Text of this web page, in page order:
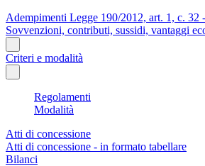
Adempimenti Legge 190/2012, art. 1, c. 32
Sovvenzioni, contributi, sussidi, vantaggi
Criteri e modalità
Regolamenti
Modalità
Atti di concessione
Atti di concessione - in formato tabellare
Bilanci